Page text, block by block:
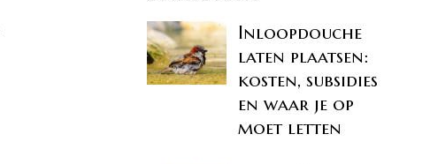
Inloopdouche
laten plaatsen:
kosten, subsidies
en waar je op
moet letten